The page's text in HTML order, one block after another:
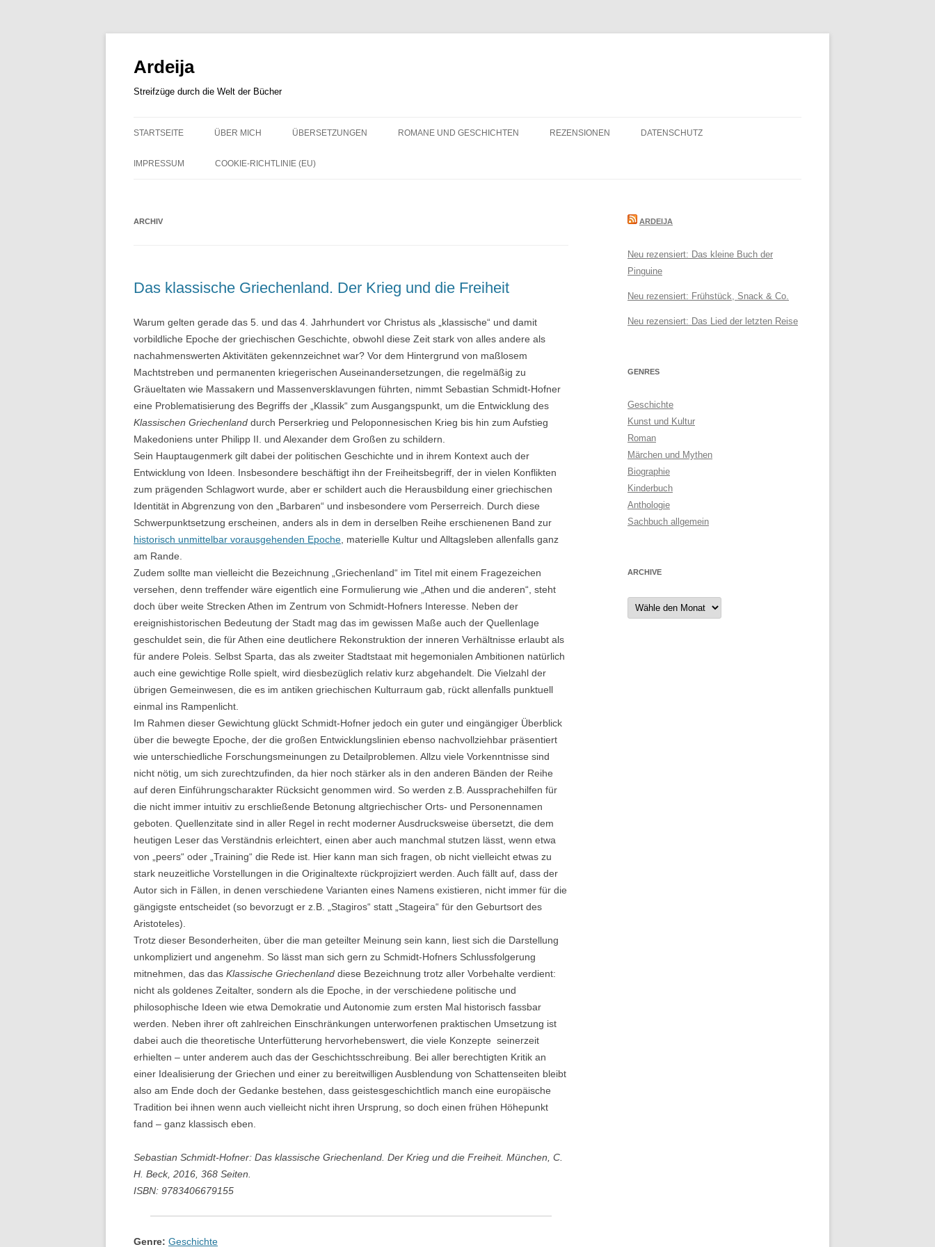
Ardeija
Streifzüge durch die Welt der Bücher
STARTSEITE ÜBER MICH ÜBERSETZUNGEN ROMANE UND GESCHICHTEN REZENSIONEN DATENSCHUTZ
IMPRESSUM COOKIE-RICHTLINIE (EU)
ARCHIV
Das klassische Griechenland. Der Krieg und die Freiheit
Warum gelten gerade das 5. und das 4. Jahrhundert vor Christus als „klassische“ und damit
vorbildliche Epoche der griechischen Geschichte, obwohl diese Zeit stark von alles andere als
nachahmenswerten Aktivitäten gekennzeichnet war? Vor dem Hintergrund von maßlosem
Machtstreben und permanenten kriegerischen Auseinandersetzungen, die regelmäßig zu
Gräueltaten wie Massakern und Massenversklavungen führten, nimmt Sebastian Schmidt-Hofner
eine Problematisierung des Begriffs der „Klassik“ zum Ausgangspunkt, um die Entwicklung des
Klassischen Griechenland durch Perserkrieg und Peloponnesischen Krieg bis hin zum Aufstieg
Makedoniens unter Philipp II. und Alexander dem Großen zu schildern.
Sein Hauptaugenmerk gilt dabei der politischen Geschichte und in ihrem Kontext auch der
Entwicklung von Ideen. Insbesondere beschäftigt ihn der Freiheitsbegriff, der in vielen Konflikten
zum prägenden Schlagwort wurde, aber er schildert auch die Herausbildung einer griechischen
Identität in Abgrenzung von den „Barbaren“ und insbesondere vom Perserreich. Durch diese
Schwerpunktsetzung erscheinen, anders als in dem in derselben Reihe erschienenen Band zur
historisch unmittelbar vorausgehenden Epoche , materielle Kultur und Alltagsleben allenfalls ganz
am Rande.
Zudem sollte man vielleicht die Bezeichnung „Griechenland“ im Titel mit einem Fragezeichen
versehen, denn treffender wäre eigentlich eine Formulierung wie „Athen und die anderen“, steht
doch über weite Strecken Athen im Zentrum von Schmidt-Hofners Interesse. Neben der
ereignishistorischen Bedeutung der Stadt mag das im gewissen Maße auch der Quellenlage
geschuldet sein, die für Athen eine deutlichere Rekonstruktion der inneren Verhältnisse erlaubt als
für andere Poleis. Selbst Sparta, das als zweiter Stadtstaat mit hegemonialen Ambitionen natürlich
auch eine gewichtige Rolle spielt, wird diesbezüglich relativ kurz abgehandelt. Die Vielzahl der
übrigen Gemeinwesen, die es im antiken griechischen Kulturraum gab, rückt allenfalls punktuell
einmal ins Rampenlicht.
Im Rahmen dieser Gewichtung glückt Schmidt-Hofner jedoch ein guter und eingängiger Überblick
über die bewegte Epoche, der die großen Entwicklungslinien ebenso nachvollziehbar präsentiert
wie unterschiedliche Forschungsmeinungen zu Detailproblemen. Allzu viele Vorkenntnisse sind
nicht nötig, um sich zurechtzufinden, da hier noch stärker als in den anderen Bänden der Reihe
auf deren Einführungscharakter Rücksicht genommen wird. So werden z.B. Aussprachehilfen für
die nicht immer intuitiv zu erschließende Betonung altgriechischer Orts- und Personennamen
geboten. Quellenzitate sind in aller Regel in recht moderner Ausdrucksweise übersetzt, die dem
heutigen Leser das Verständnis erleichtert, einen aber auch manchmal stutzen lässt, wenn etwa
von „peers“ oder „Training“ die Rede ist. Hier kann man sich fragen, ob nicht vielleicht etwas zu
stark neuzeitliche Vorstellungen in die Originaltexte rückprojiziert werden. Auch fällt auf, dass der
Autor sich in Fällen, in denen verschiedene Varianten eines Namens existieren, nicht immer für die
gängigste entscheidet (so bevorzugt er z.B. „Stagiros“ statt „Stageira“ für den Geburtsort des
Aristoteles).
Trotz dieser Besonderheiten, über die man geteilter Meinung sein kann, liest sich die Darstellung
unkompliziert und angenehm. So lässt man sich gern zu Schmidt-Hofners Schlussfolgerung
mitnehmen, das das Klassische Griechenland diese Bezeichnung trotz aller Vorbehalte verdient:
nicht als goldenes Zeitalter, sondern als die Epoche, in der verschiedene politische und
philosophische Ideen wie etwa Demokratie und Autonomie zum ersten Mal historisch fassbar
werden. Neben ihrer oft zahlreichen Einschränkungen unterworfenen praktischen Umsetzung ist
dabei auch die theoretische Unterfütterung hervorhebenswert, die viele Konzepte seinerzeit
erhielten – unter anderem auch das der Geschichtsschreibung. Bei aller berechtigten Kritik an
einer Idealisierung der Griechen und einer zu bereitwilligen Ausblendung von Schattenseiten bleibt
also am Ende doch der Gedanke bestehen, dass geistesgeschichtlich manch eine europäische
Tradition bei ihnen wenn auch vielleicht nicht ihren Ursprung, so doch einen frühen Höhepunkt
fand – ganz klassisch eben.
Sebastian Schmidt-Hofner: Das klassische Griechenland. Der Krieg und die Freiheit. München, C.
H. Beck, 2016, 368 Seiten.
ISBN: 9783406679155
Genre: Geschichte
ARDEIJA
Neu rezensiert: Das kleine Buch der
Pinguine
Neu rezensiert: Frühstück, Snack & Co.
Neu rezensiert: Das Lied der letzten Reise
GENRES
Geschichte
Kunst und Kultur
Roman
Märchen und Mythen
Biographie
Kinderbuch
Anthologie
Sachbuch allgemein
ARCHIVE
Archive